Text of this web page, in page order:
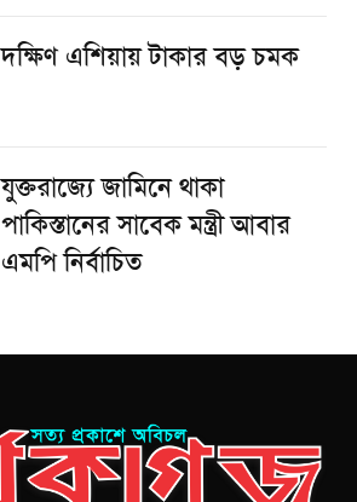
দক্ষিণ এশিয়ায় টাকার বড় চমক
যুক্তরাজ্যে জামিনে থাকা
পাকিস্তানের সাবেক মন্ত্রী আবার
এমপি নির্বাচিত